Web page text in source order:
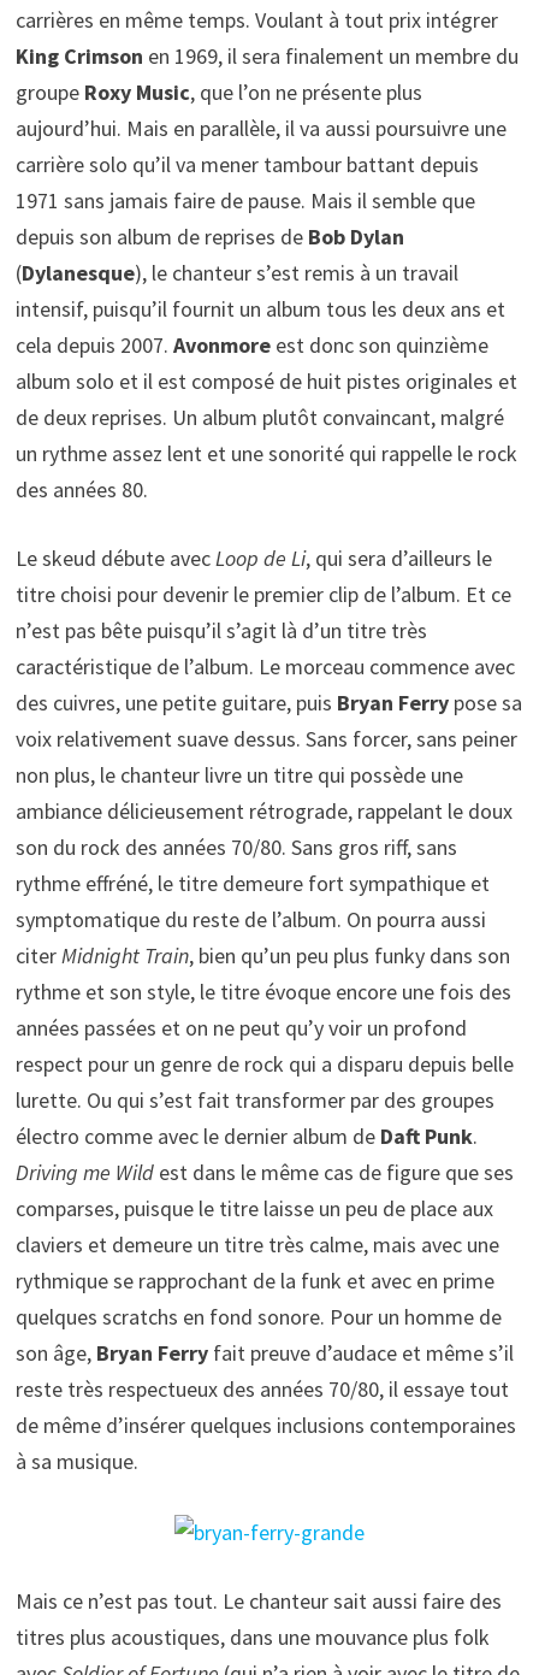
carrières en même temps. Voulant à tout prix intégrer
King Crimson en 1969, il sera finalement un membre du
groupe Roxy Music, que l’on ne présente plus
aujourd’hui. Mais en parallèle, il va aussi poursuivre une
carrière solo qu’il va mener tambour battant depuis
1971 sans jamais faire de pause. Mais il semble que
depuis son album de reprises de Bob Dylan
(Dylanesque), le chanteur s’est remis à un travail
intensif, puisqu’il fournit un album tous les deux ans et
cela depuis 2007. Avonmoreest donc son quinzième
album solo et il est composé de huit pistes originales et
de deux reprises. Un album plutôt convaincant, malgré
un rythme assez lent et une sonorité qui rappelle le rock
des années 80.
Le skeud débute avecLoop de Li, qui sera d’ailleurs le
titre choisi pour devenir le premier clip de l’album. Et ce
n’est pas bête puisqu’il s’agit là d’un titre très
caractéristique de l’album. Le morceau commence avec
des cuivres, une petite guitare, puis Bryan Ferrypose sa
voix relativement suave dessus. Sans forcer, sans peiner
non plus, le chanteur livre un titre qui possède une
ambiance délicieusement rétrograde, rappelant le doux
son du rock des années 70/80. Sans gros riff, sans
rythme effréné, le titre demeure fort sympathique et
symptomatique du reste de l’album. On pourra aussi
citerMidnight Train, bien qu’un peu plus funky dans son
rythme et son style, le titre évoque encore une fois des
années passées et on ne peut qu’y voir un profond
respect pour un genre de rock qui a disparu depuis belle
lurette. Ou qui s’est fait transformer par des groupes
électro comme avec le dernier album de Daft Punk.
Driving me Wildest dans le même cas de figure que ses
comparses, puisque le titre laisse un peu de place aux
claviers et demeure un titre très calme, mais avec une
rythmique se rapprochant de la funk et avec en prime
quelques scratchs en fond sonore. Pour un homme de
son âge, Bryan Ferryfait preuve d’audace et même s’il
reste très respectueux des années 70/80, il essaye tout
de même d’insérer quelques inclusions contemporaines
à sa musique.
Mais ce n’est pas tout. Le chanteur sait aussi faire des
titres plus acoustiques, dans une mouvance plus folk